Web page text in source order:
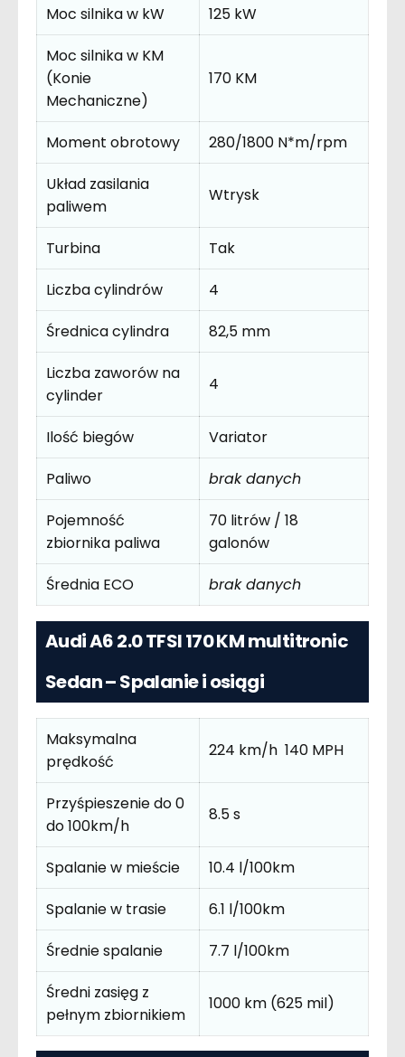
Moc silnika w kW
125 kW
Moc silnika w KM
(Konie
Mechaniczne)
170 KM
Moment obrotowy
280/1800 N*m/rpm
Układ zasilania
paliwem
Wtrysk
Turbina
Tak
Liczba cylindrów
4
Średnica cylindra
82,5 mm
Liczba zaworów na
cylinder
4
Ilość biegów
Variator
Paliwo
brak danych
Pojemność
zbiornika paliwa
70 litrów / 18
galonów
Średnia ECO
brak danych
Audi A6 2.0 TFSI 170 KM multitronic
Sedan – Spalanie i osiągi
Maksymalna
prędkość
224 km/h 140 MPH
Przyśpieszenie do 0
do 100km/h
8.5 s
Spalanie w mieście
10.4 l/100km
Spalanie w trasie
6.1 l/100km
Średnie spalanie
7.7 l/100km
Średni zasięg z
pełnym zbiornikiem
1000 km (625 mil)